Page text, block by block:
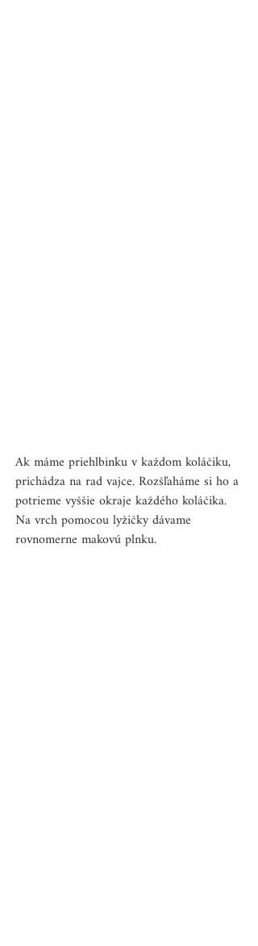
Ak máme priehlbinku v každom koláčiku,
prichádza na rad vajce. Rozšľaháme si ho a
potrieme vyššie okraje každého koláčika.
Na vrch pomocou lyžičky dávame
rovnomerne makovú plnku.